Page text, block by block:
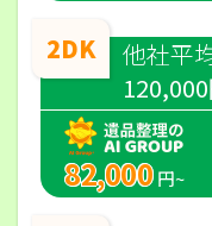
2DK
他社平
82,000 円~